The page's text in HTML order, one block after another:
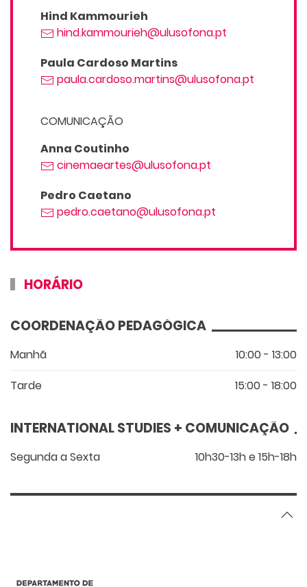
Hind Kammourieh
hind.kammourieh@ulusofona.pt
Paula Cardoso Martins
paula.cardoso.martins@ulusofona.pt
COMUNICAÇÃO
Anna Coutinho
cinemaeartes@ulusofona.pt
Pedro Caetano
pedro.caetano@ulusofona.pt
HORÁRIO
COORDENAÇÃO PEDAGÓGICA
Manhã
10:00 - 13:00
Tarde
15:00 - 18:00
INTERNATIONAL STUDIES + COMUNICAÇÃO
Segunda a Sexta 10h30-13h e 15h-18h